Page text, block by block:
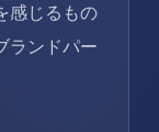
感じるもの
ランドパー